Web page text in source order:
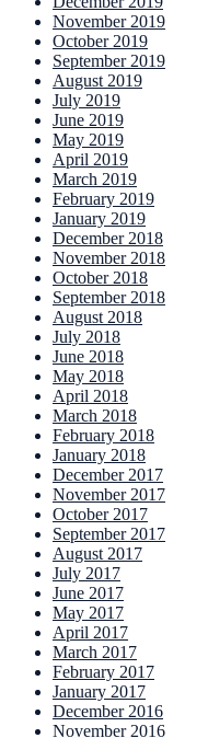
November 2019
October 2019
September 2019
August 2019
July 2019
June 2019
May 2019
April 2019
March 2019
February 2019
January 2019
December 2018
November 2018
October 2018
September 2018
August 2018
July 2018
June 2018
May 2018
April 2018
March 2018
February 2018
January 2018
December 2017
November 2017
October 2017
September 2017
August 2017
July 2017
June 2017
May 2017
April 2017
March 2017
February 2017
January 2017
December 2016
November 2016